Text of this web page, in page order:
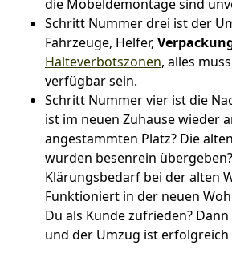
die Möbeldemontage sind
Schritt Nummer drei ist der
Fahrzeuge, Helfer,
Halteverbotszonen, alles
verfügbar sein.
Schritt Nummer vier ist die
ist im neuen Zuhause wieder
angestammten Platz? Die
wurden besenrein
Klärungsbedarf bei der alten
Funktioniert in der neuen
Du als Kunde zufrieden?
und der Umzug ist erfolgreich